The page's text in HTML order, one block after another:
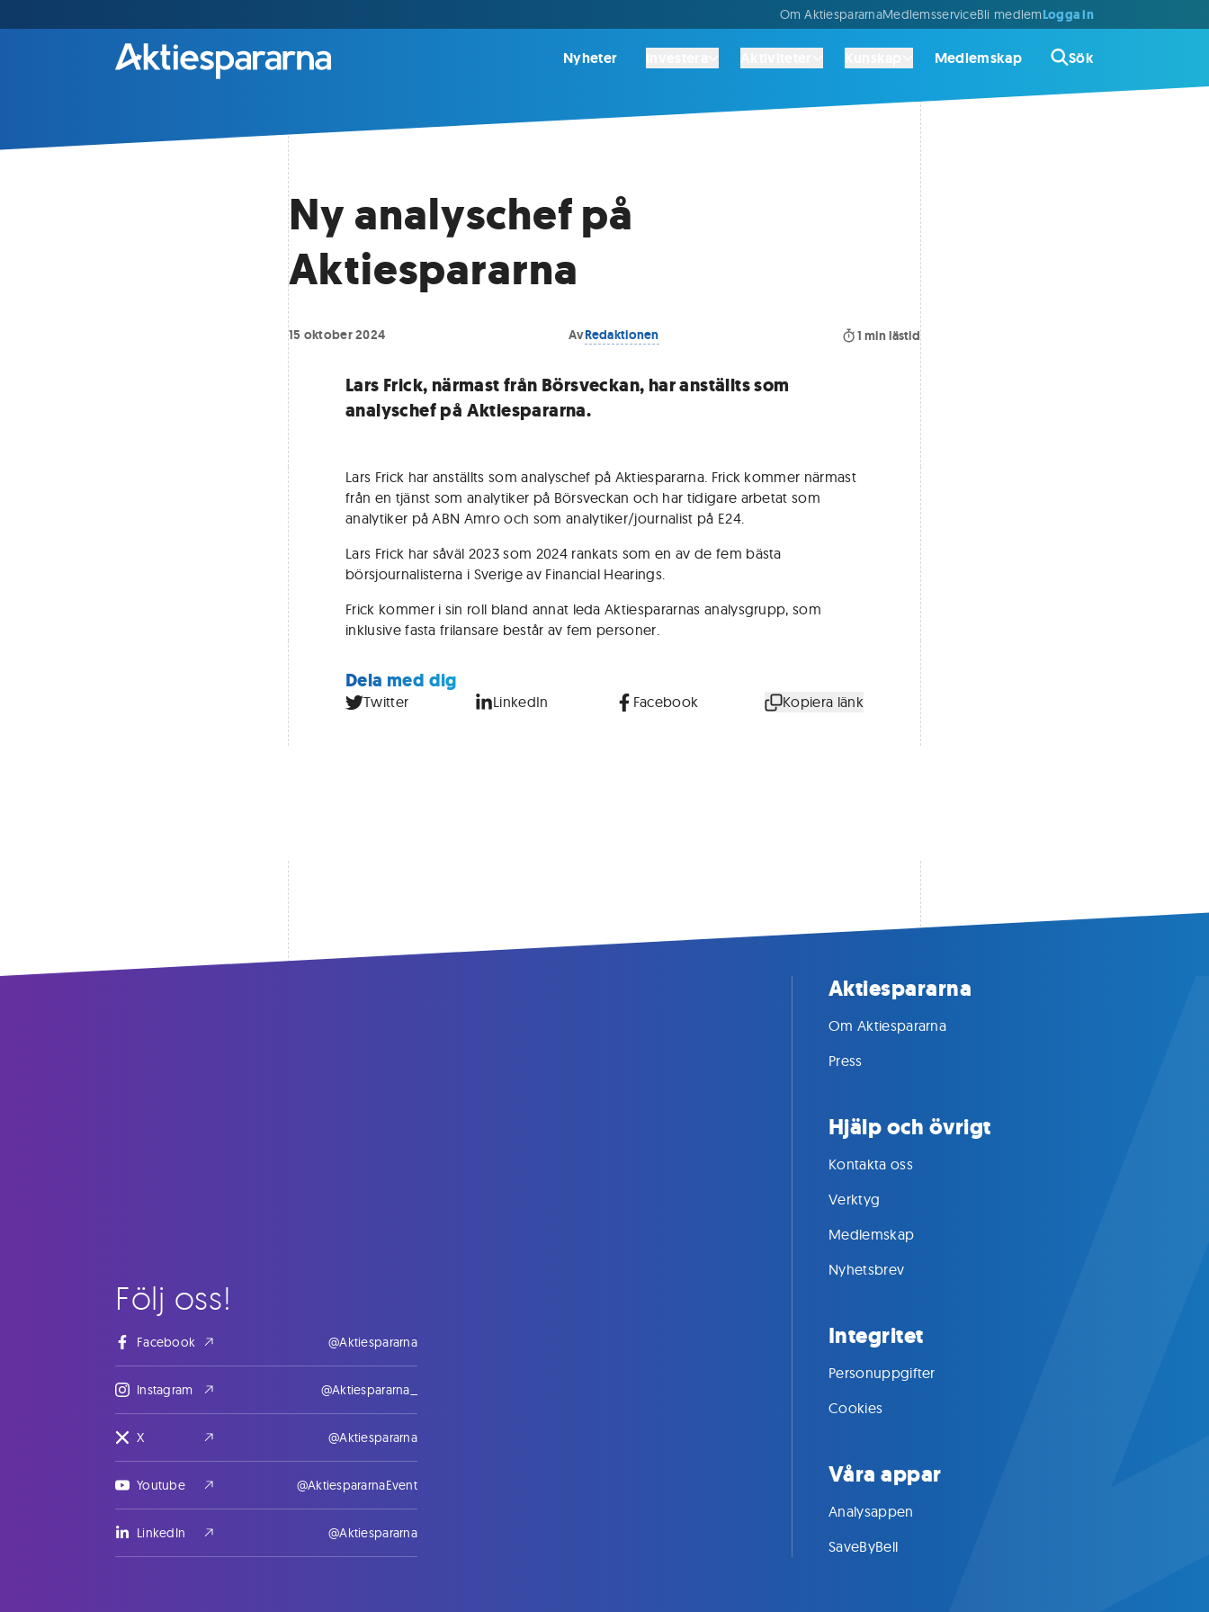
Om AktiespararnaMedlemsserviceBli medlemLogga in
Nyheter Medlemskap Sök
Ny analyschef på
Aktiespararna
15 oktober 2024 AvRedaktionen 1 min lästid
Lars Frick, närmast från Börsveckan, har anställts som
analyschef på Aktiespararna.
Lars Frick har anställts som analyschef på Aktiespararna. Frick kommer närmast
från en tjänst som analytiker på Börsveckan och har tidigare arbetat som
analytiker på ABN Amro och som analytiker/journalist på E24.
Lars Frick har såväl 2023 som 2024 rankats som en av de fem bästa
börsjournalisterna i Sverige av Financial Hearings.
Frick kommer i sin roll bland annat leda Aktiespararnas analysgrupp, som
inklusive fasta frilansare består av fem personer.
Dela med dig
Twitter LinkedIn Facebook Kopiera länk
Följ oss!
Facebook @Aktiespararna
Instagram @Aktiespararna_
X @Aktiespararna
Youtube @AktiespararnaEvent
LinkedIn @Aktiespararna
Aktiespararna
Om Aktiespararna
Press
Hjälp och övrigt
Kontakta oss
Verktyg
Medlemskap
Nyhetsbrev
Integritet
Personuppgifter
Cookies
Våra appar
Analysappen
SaveByBell